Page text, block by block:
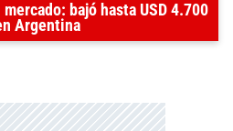
bajó hasta USD 4.700
Argentina